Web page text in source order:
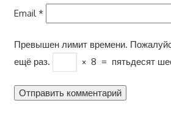
Email*
Превышен лимит времени.
ещё раз.
× 8 = пятьдесят